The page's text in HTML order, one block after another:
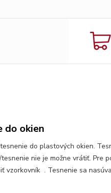
do okien
do plastových okien.
nie je možne vrátiť. Pre
vzorkovník . Tesnenie sa